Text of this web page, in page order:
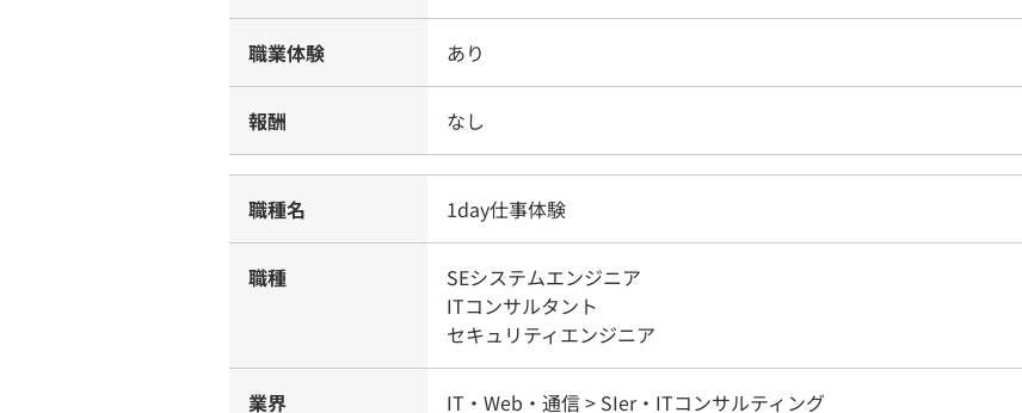
職業体験 あり
報酬 なし
職種名 1day仕事体験
職種
SEシステムエンジニア
ITコンサルタント
セキュリティエンジニア
業界
IT・Web・通信 > SIer・ITコンサルティング